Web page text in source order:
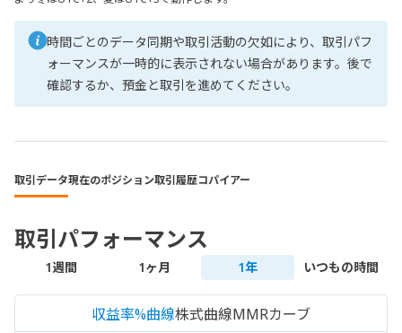
時間ごとのデータ同期や取引活動の欠如により、取引パフ
ォーマンスが一時的に表示されない場合があります。後で
確認するか、預金と取引を進めてください。
取引データ現在のポジション取引履歴コパイアー
取引パフォーマンス
1週間 1ヶ月 1年 いつもの時間
収益率%曲線株式曲線MMRカーブ